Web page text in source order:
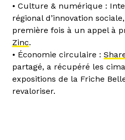
• Culture & numérique :
régional d’innovation
première fois à un appel à
Zinc.
• Économie circulaire :
partagé, a récupéré les
expositions de la Friche
revaloriser.